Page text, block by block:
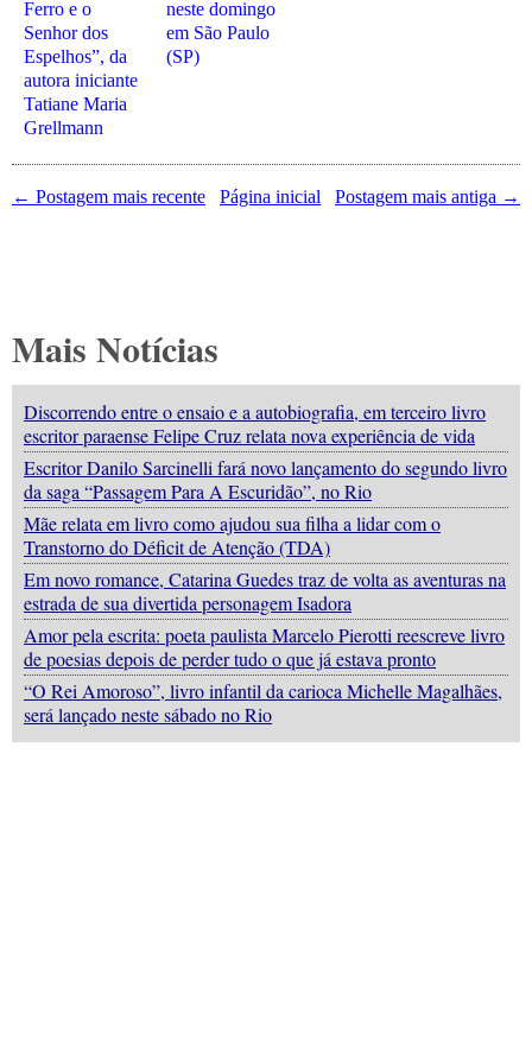
Ferro e o
Senhor dos
Espelhos”, da
autora iniciante
Tatiane Maria
Grellmann
neste domingo
em São Paulo
(SP)
← Postagem mais recente Postagem mais antiga →
Página inicial
Mais Notícias
Discorrendo entre o ensaio e a autobiografia, em terceiro livro
escritor paraense Felipe Cruz relata nova experiência de vida
Escritor Danilo Sarcinelli fará novo lançamento do segundo livro
da saga “Passagem Para A Escuridão”, no Rio
Mãe relata em livro como ajudou sua filha a lidar com o
Transtorno do Déficit de Atenção (TDA)
Em novo romance, Catarina Guedes traz de volta as aventuras na
estrada de sua divertida personagem Isadora
Amor pela escrita: poeta paulista Marcelo Pierotti reescreve livro
de poesias depois de perder tudo o que já estava pronto
“O Rei Amoroso”, livro infantil da carioca Michelle Magalhães,
será lançado neste sábado no Rio